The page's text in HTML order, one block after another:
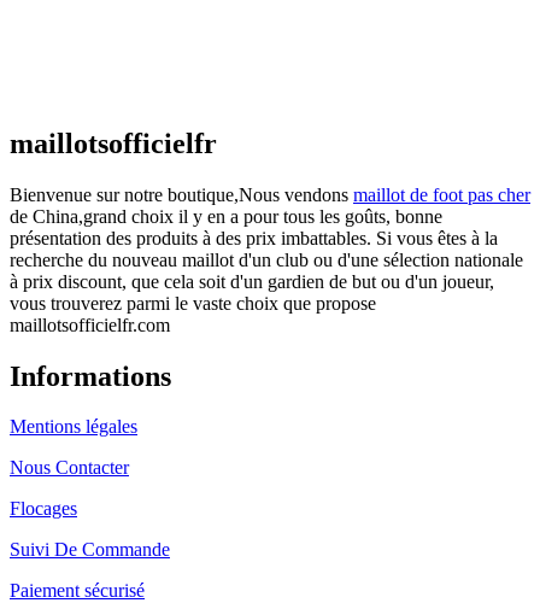
maillotsofficielfr
Bienvenue sur notre boutique,Nous vendons maillot de foot pas cher
de China,grand choix il y en a pour tous les goûts, bonne
présentation des produits à des prix imbattables. Si vous êtes à la
recherche du nouveau maillot d'un club ou d'une sélection nationale
à prix discount, que cela soit d'un gardien de but ou d'un joueur,
vous trouverez parmi le vaste choix que propose
maillotsofficielfr.com
Informations
Mentions légales
Nous Contacter
Flocages
Suivi De Commande
Paiement sécurisé